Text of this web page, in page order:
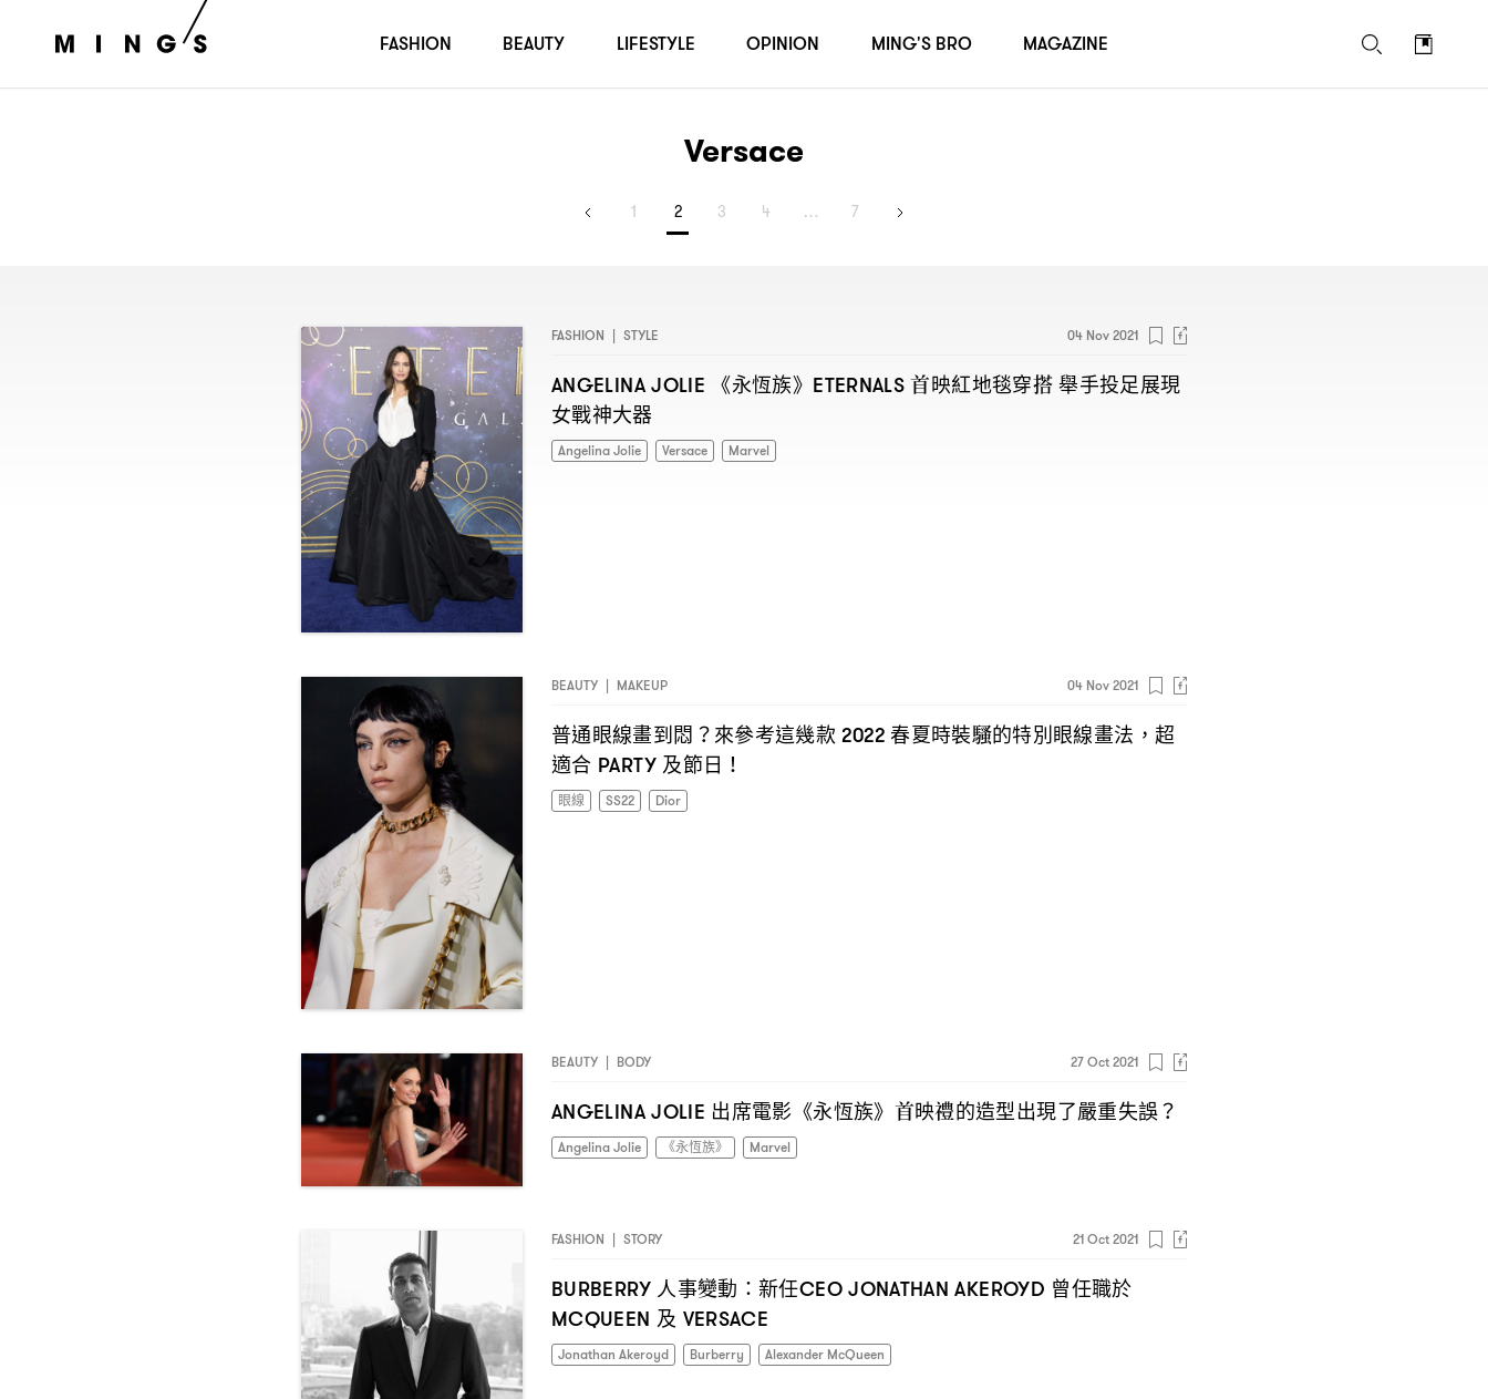
Versace
1 2 3 4 … 7
FASHION | STYLE 04 Nov 2021
ANGELINA JOLIE 《永恆族》 ETERNALS首映紅地毯穿搭舉手投足展現
女戰神大器
Angelina Jolie Versace Marvel
BEAUTY | MAKEUP 04 Nov 2021
普通眼線畫到悶 ？來參考這幾款 2022 春夏時裝騷的特別眼線畫法 ， 超
適合 PARTY 及節日 ！
眼線 SS22 Dior
BEAUTY | BODY 27 Oct 2021
ANGELINA JOLIE 出席電影《永恆族》首映禮的造型出現了嚴重失誤？
Angelina Jolie 《永恆族》 Marvel
FASHION | STORY 21 Oct 2021
BURBERRY 人事變動 ：新任CEO JONATHAN AKEROYD 曾任職於
MCQUEEN 及 VERSACE
Jonathan Akeroyd Burberry Alexander McQueen
FASHION BEAUTY LIFESTYLE OPINION MING'S BRO MAGAZINE